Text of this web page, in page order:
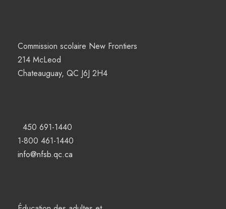
Commission scolaire New Frontiers
214 McLeod
Chateauguay, QC J6J 2H4
450 691-1440
1-800 461-1440
info@nfsb.qc.ca